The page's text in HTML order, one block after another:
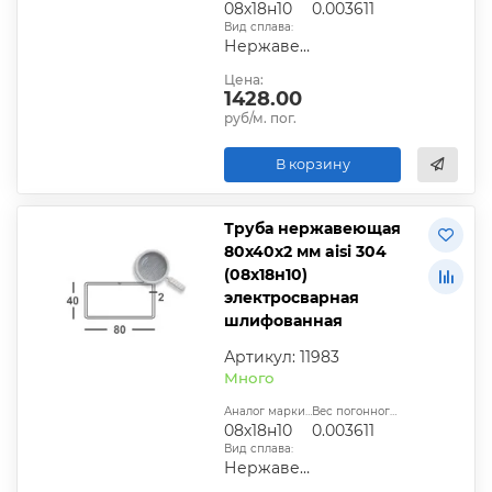
08х18н10 0.003611
Вид сплава:
Нержавеющая сталь
Цена:
1428.00
руб/м. пог.
В корзину
Труба нержавеющая
80х40х2 мм aisi 304
(08х18н10)
электросварная
шлифованная
Артикул: 11983
Много
Аналог марки стали:
08х18н10
Вес погонного метра, т.:
0.003611
Вид сплава:
Нержавеющая сталь